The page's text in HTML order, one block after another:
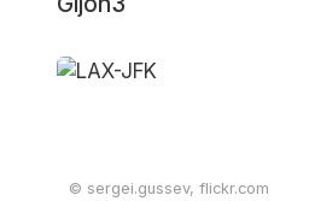
© sergei.gussev, flickr.com